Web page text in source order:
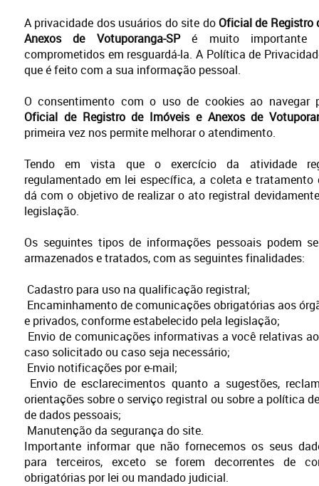
A privacidade dos usuários do site doOficial de Registro
Anexos de Votuporanga-SPé muito importante
comprometidos em resguardá-la. A Política de
que é feito com a sua informação pessoal.
O consentimento com o uso de cookies ao navegar
Oficial de Registro de Imóveis e Anexos de
primeira vez nos permite melhorar o atendimento.
Tendo em vista que o exercício da atividade
regulamentado em lei específica, a coleta e tratamento
dá com o objetivo de realizar o ato registral
legislação.
Os seguintes tipos de informações pessoais podem
armazenados e tratados, com as seguintes finalidades:
Cadastro para uso na qualificação registral;
Encaminhamento de comunicações obrigatórias aos
e privados, conforme estabelecido pela legislação;
Envio de comunicações informativas a você relativas
caso solicitado ou caso seja necessário;
Envio notificações por e-mail;
Envio de esclarecimentos quanto a sugestões,
orientações sobre o serviço registral ou sobre a política
de dados pessoais;
Manutenção da segurança do site.
Importante informar que não fornecemos os seus
para terceiros, exceto se forem decorrentes de
obrigatórias por lei ou mandado judicial.